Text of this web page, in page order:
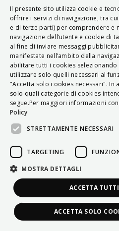
Il presente sito utilizza cookie e
offrire i servizi di navigazione, tra
e di terze parti) per comprendere e
navigazione dell’utente e cookie di
al fine di inviare messaggi
manifestate nell’ambito della
abilitare tutti i cookies
utilizzare solo quelli necessari al
"Accetta solo cookies necessari". In
solo quali categorie di cookies
segue.Per maggiori informazioni
Policy
STRETTAMENTE NECESSARI
TARGETING
MOSTRA DETTAGLI
ACCETTA
ACCETTA SOLO